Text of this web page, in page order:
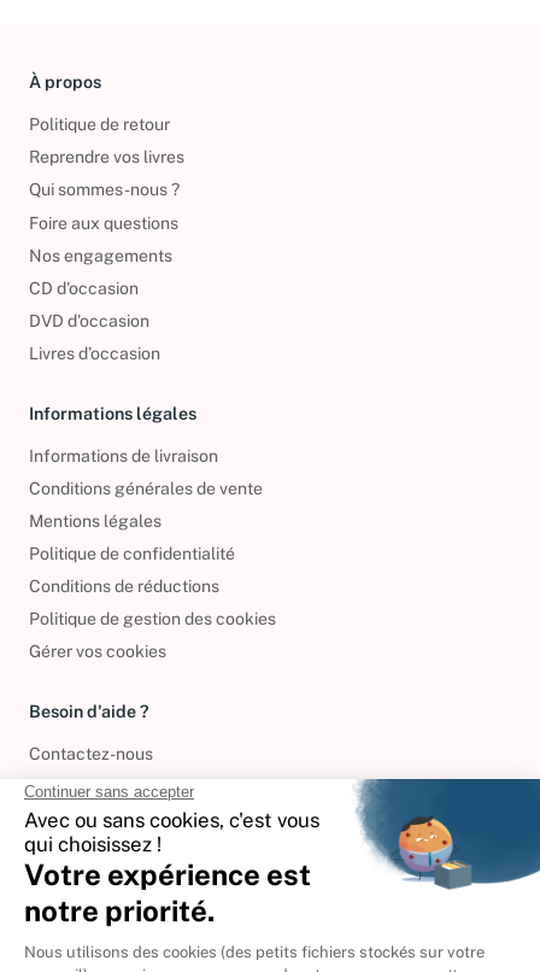
À propos
Politique de retour
Reprendre vos livres
Qui sommes-nous ?
Foire aux questions
Nos engagements
CD d'occasion
DVD d'occasion
Livres d’occasion
Informations légales
Informations de livraison
Conditions générales de vente
Mentions légales
Politique de confidentialité
Conditions de réductions
Politique de gestion des cookies
Gérer vos cookies
Besoin d'aide ?
Contactez-nous
International
🇪🇸Espagne